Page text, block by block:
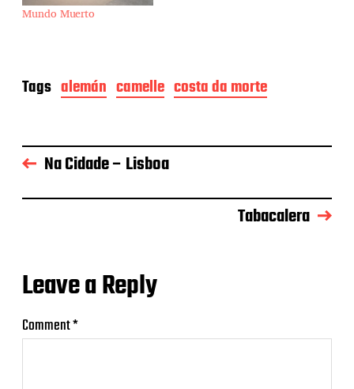
Mundo Muerto
Tags alemán camelle costa da morte
Na Cidade – Lisboa
Tabacalera
Leave a Reply
Comment*